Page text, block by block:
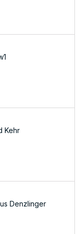
Kehr
Denzlinger